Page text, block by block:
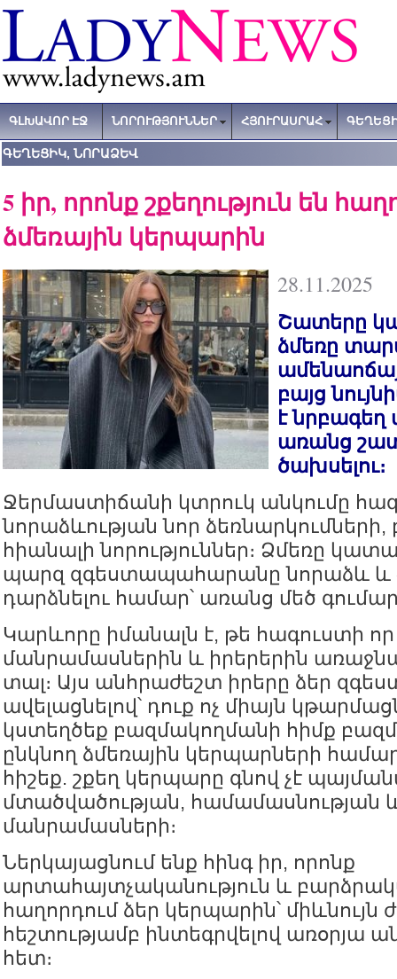
ԳԼԽԱՎՈՐ ԷՋ ՆՈՐՈՒԹՅՈՒՆՆԵՐ ՀՅՈՒՐԱՍՐԱՀ
ԳԵՂԵՑԻԿ, ՆՈՐԱՁԵՎ
5 իր, որոնք շքեղություն են
ձմեռային կերպարին
28.11.2025
Շատերը
ձմեռը
բայց
է նրբագեղ
առանց
ծախսելու։
Ջերմաստիճանի կտրուկ անկումը
նորաձևության նոր ձեռնարկումների,
հիանալի նորություններ։ Ձմեռը
պարզ զգեստապահարանը նորաձև և
դարձնելու համար՝ առանց մեծ
Կարևորը իմանալն է, թե հագուստի որ
մանրամասներին և իրերերին
տալ։ Այս անհրաժեշտ իրերը ձեր
ավելացնելով՝ դուք ոչ միայն
կստեղծեք բազմակողմանի հիմք
ընկնող ձմեռային կերպարների
հիշեք. շքեղ կերպարը գնով չէ
մտածվածության, համամասնության
մանրամասների։
Ներկայացնում ենք հինգ իր, որոնք
արտահայտչականություն և
հաղորդում ձեր կերպարին՝
հեշտությամբ ինտեգրվելով առօրյա
հետ։